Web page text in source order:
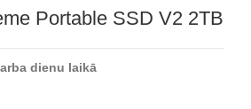
Portable SSD V2 2TB
dienu laikā